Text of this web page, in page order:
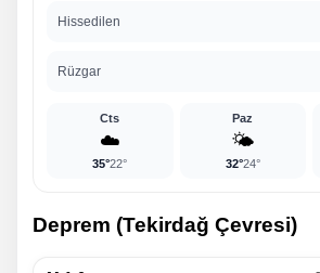
Hissedilen
Rüzgar
Cts
☁️
35°22°
Paz
🌤️
32°24°
Deprem (Tekirdağ Çevresi)